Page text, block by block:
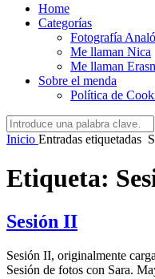
Home
Categorías
Fotografía
Me llaman Nica
Me llaman
Sobre el menda
Política de
Buscar:
Inicio Entradas etiquetadas
Etiqueta:
Sesión II
Sesión II, originalmente
Sesión de fotos con Sara.